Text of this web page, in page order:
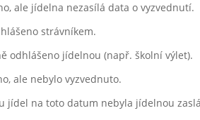
ale jídelna nezasílá data o vyzvednutí.
strávníkem.
odhlášeno jídelnou (např. školní výlet).
ale nebylo vyzvednuto.
jídel na toto datum nebyla jídelnou